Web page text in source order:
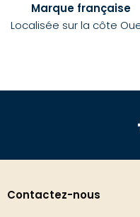
Marque française
Localisée sur la côte
Contactez-nous